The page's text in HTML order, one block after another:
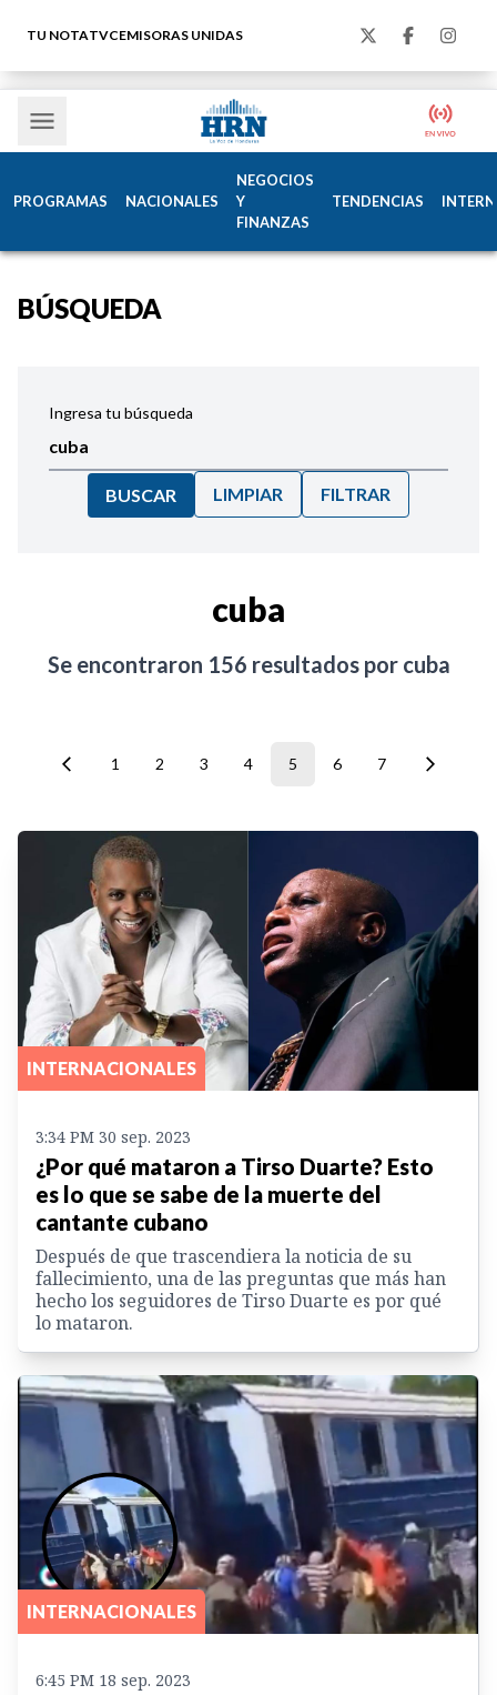
TU NOTATVCEMISORAS UNIDAS
PROGRAMAS NACIONALES
NEGOCIOS
Y
FINANZAS
TENDENCIAS
BÚSQUEDA
Ingresa tu búsqueda
BUSCAR LIMPIAR FILTRAR
cuba
Se encontraron 156 resultados por cuba
1 2 3 4 5 6 7
INTERNACIONALES
3:34 PM 30 sep. 2023
¿Por qué mataron a Tirso Duarte? Esto
es lo que se sabe de la muerte del
cantante cubano
Después de que trascendiera la noticia de su
fallecimiento, una de las preguntas que más han
hecho los seguidores de Tirso Duarte es por qué
lo mataron.
INTERNACIONALES
6:45 PM 18 sep. 2023